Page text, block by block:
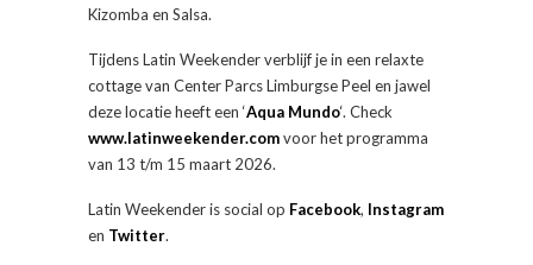
Kizomba en Salsa.
Tijdens Latin Weekender verblijf je in een relaxte
cottage van Center Parcs Limburgse Peel en jawel
deze locatie heeft een ‘Aqua Mundo‘. Check
www.latinweekender.comvoor het programma
van 13 t/m 15 maart 2026.
Latin Weekender is social op Facebook, Instagram
en Twitter.